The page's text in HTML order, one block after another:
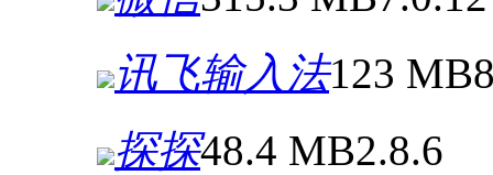
讯飞输入法123 MB
探探48.4 MB2.8.6